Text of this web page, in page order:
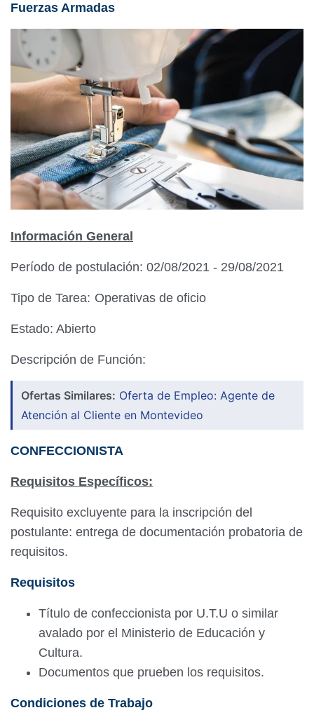
Fuerzas Armadas
Información General
Período de postulación: 02/08/2021 - 29/08/2021
Tipo de Tarea: Operativas de oficio
Estado: Abierto
Descripción de Función:
Ofertas Similares: Oferta de Empleo: Agente de
Atención al Cliente en Montevideo
CONFECCIONISTA
Requisitos Específicos:
Requisito excluyente para la inscripción del
postulante: entrega de documentación probatoria de
requisitos.
Requisitos
Título de confeccionista por U.T.U o similar
avalado por el Ministerio de Educación y
Cultura.
Documentos que prueben los requisitos.
Condiciones de Trabajo